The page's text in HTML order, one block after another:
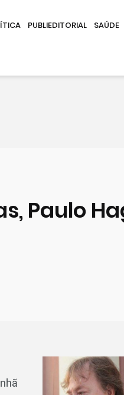
PUBLIEDITORIAL SAÚDE
Paulo